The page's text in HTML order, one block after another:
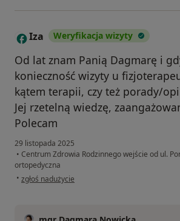
I Iza Weryfikacja wizyty
Od lat znam Panią Dagmarę i
konieczność wizyty u
kątem terapii, czy też porady/
Jej rzetelną wiedzę,
Polecam
29 listopada 2025
• Centrum Zdrowia Rodzinnego wejście od ul.
ortopedyczna
• w opinii użytkownika Iza
zgłoś nadużycie